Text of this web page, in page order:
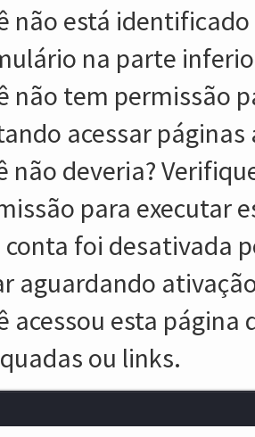
não está
na parte
não tem permissão
acessar
não deveria?
para executar
conta foi desativada
aguardando
acessou esta
ou links.